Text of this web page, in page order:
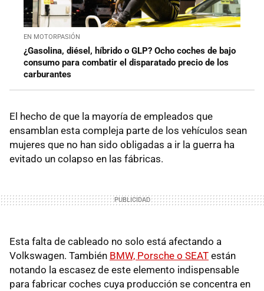
EN MOTORPASIÓN
¿Gasolina, diésel, híbrido o GLP? Ocho coches de bajo
consumo para combatir el disparatado precio de los
carburantes
El hecho de que la mayoría de empleados que
ensamblan esta compleja parte de los vehículos sean
mujeres que no han sido obligadas a ir la guerra ha
evitado un colapso en las fábricas.
Esta falta de cableado no solo está afectando a
Volkswagen. También BMW, Porsche o SEAT están
notando la escasez de este elemento indispensable
para fabricar coches cuya producción se concentra en